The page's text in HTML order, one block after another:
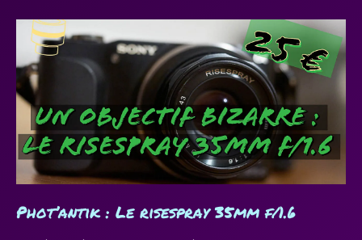
Phot’antik : Le risespray 35mm f/1.6